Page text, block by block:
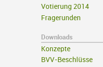
Votierung 2014
Fragerunden
Downloads
Konzepte
BVV-Beschlüsse